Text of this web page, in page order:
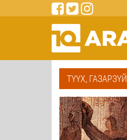
ТҮҮХ, ГАЗАРЗҮЙ